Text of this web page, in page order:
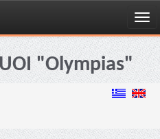
"Olympias"